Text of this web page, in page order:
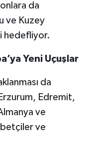
da
ve Kuzey
hedefliyor.
Yeni Uçuşlar
da
Edremit,
ve
ve